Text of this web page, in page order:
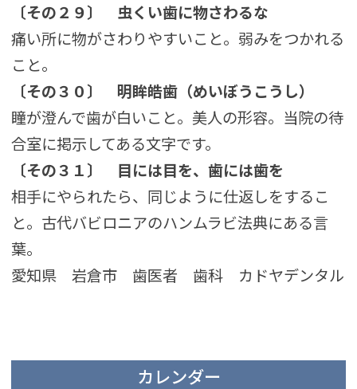
〔その２９〕
虫くい歯に物さわるな
痛い所に物がさわりやすいこと。弱みをつかれる
こと。
〔その３０〕
明眸皓歯（めいぼうこうし）
瞳が澄んで歯が白いこと。美人の形容。当院の待
合室に掲示してある文字です。
〔その３１〕
目には目を、歯には歯を
相手にやられたら、同じように仕返しをするこ
と。古代バビロニアのハンムラビ法典にある言
葉。
愛知県 岩倉市 歯医者 歯科 カドヤデンタル
カレンダー